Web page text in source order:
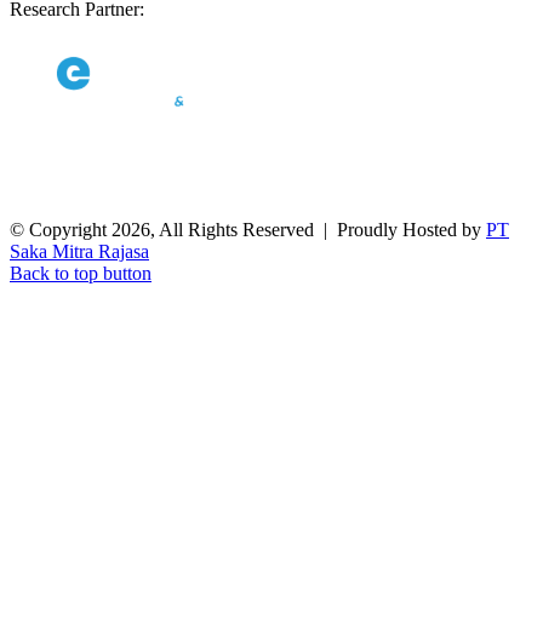
Research Partner:
© Copyright 2026, All Rights Reserved | Proudly Hosted by PT
Saka Mitra Rajasa
Back to top button